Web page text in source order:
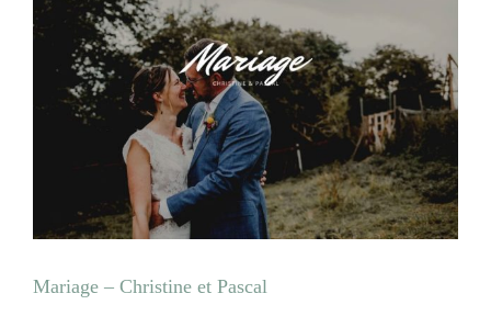
Mariage – Christine et Pascal